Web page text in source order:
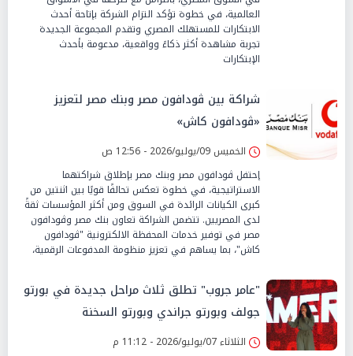
العالمية، في خطوة تؤكد التزام الشركة بإتاحة أحدث
الابتكارات للمستهلك المصري وتقدم المجموعة الجديدة
تجربة مشاهدة أكثر ذكاءً وواقعية، مدعومة بأحدث
الإبتكارات
شراكة بين ڤودافون مصر وبنك مصر لتعزيز
«ڤودافون كاش»
الخميس 09/يوليو/2026 - 12:56 ص
إحتفل ڤودافون مصر وبنك مصر بإطلاق شراكتهما
الاستراتيجية، في خطوة تعكس تحالفًا قويًا بين اثنتين من
كبرى الكيانات الرائدة في السوق ومن أكثر المؤسسات ثقةً
لدى المصريين. تتضمن الشراكة تعاون بنك مصر وڤودافون
مصر في توفير خدمات المحفظة الالكترونية "ڤودافون
كاش"، بما يساهم في تعزيز منظومة المدفوعات الرقمية،
"عامر جروب" تطلق ثلاث مراحل جديدة في بورتو
جولف وبورتو جراندي وبورتو السخنة
الثلاثاء 07/يوليو/2026 - 11:12 م